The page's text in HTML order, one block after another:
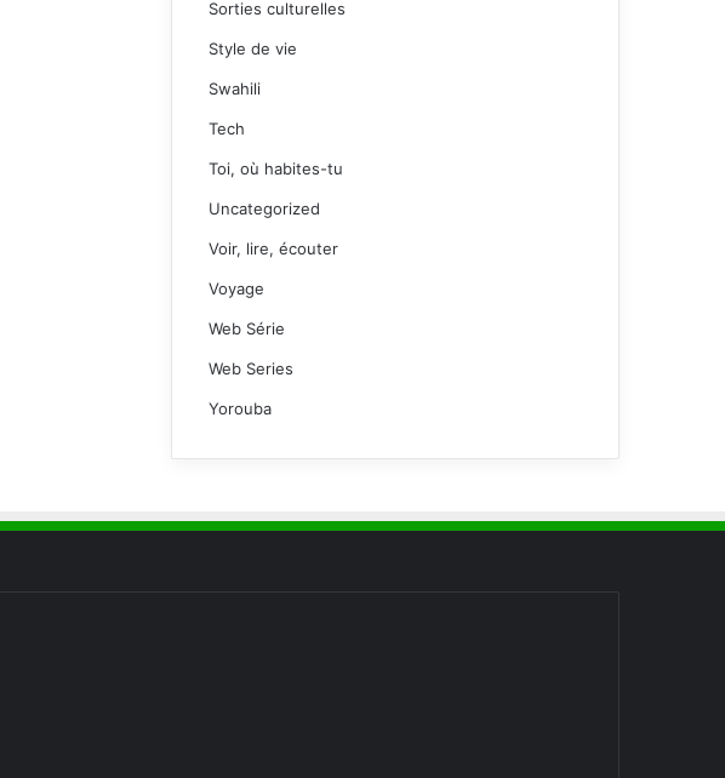
Sorties culturelles
Style de vie
Swahili
Tech
Toi, où habites-tu
Uncategorized
Voir, lire, écouter
Voyage
Web Série
Web Series
Yorouba